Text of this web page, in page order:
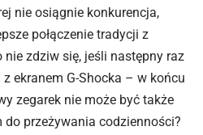
nie osiągnie konkurencja,
połączenie tradycji z
zdziw się, jeśli następny raz
ekranem G-Shocka – w końcu
zegarek nie może być także
do przeżywania codzienności?